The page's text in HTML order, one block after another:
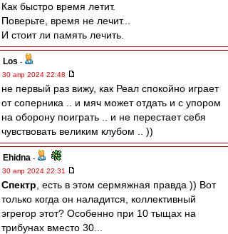
Как быстро время летит.
Поверьте, время не лечит...
И стоит ли память лечить.
Los -
30 апр 2024 22:48
не первый раз вижу, как Реал спокойно играет
от соперника .. и мяч может отдать и с упором
на оборону поиграть .. и не перестает себя
чувствовать великим клубом .. ))
Ehidna -
30 апр 2024 22:31
Спектр , есть в этом сермяжная правда )) Вот
только когда он наладится, коллективный
эгрегор этот? Особенно при 10 тыщах на
трибунах вместо 30...